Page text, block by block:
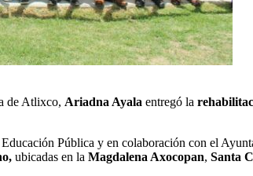
de Atlixco, Ariadna Ayala entregó la
Pública y en colaboración con el
ubicadas en la Magdalena Axocopan, Santa